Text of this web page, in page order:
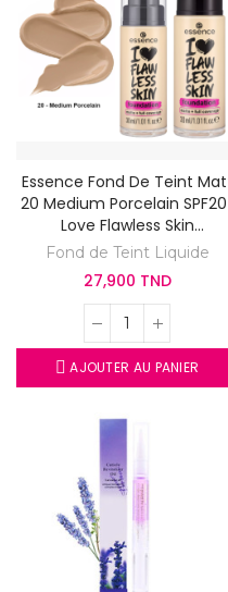
Essence Fond De Teint
20 Medium Porcelain
Love Flawless Skin
Foundation
Fond de Teint Liquide
27,900 TND
AJOUTER AU PANIER